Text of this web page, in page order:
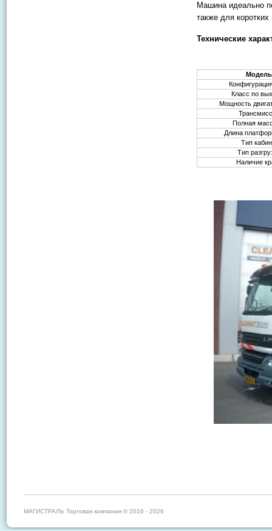
Машина идеально
также для
Технические
Модель
Класс по
Мощность
Полная
Длина
Тип
Тип
Наличие
МАГИСТРАЛЬ Торговая компания © 2016 - 2026